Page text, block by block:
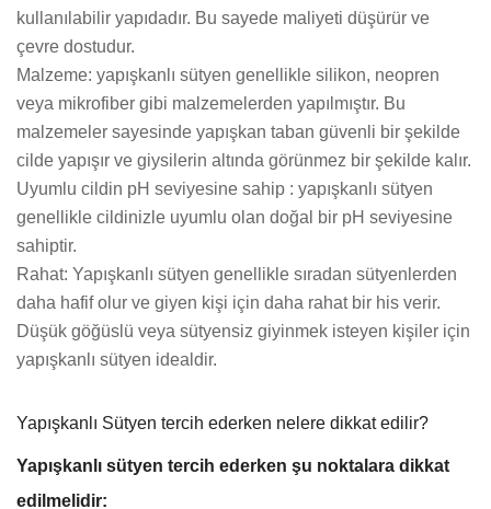
kullanılabilir yapıdadır. Bu sayede maliyeti düşürür ve
çevre dostudur.
Malzeme: yapışkanlı sütyen genellikle silikon, neopren
veya mikrofiber gibi malzemelerden yapılmıştır. Bu
malzemeler sayesinde yapışkan taban güvenli bir şekilde
cilde yapışır ve giysilerin altında görünmez bir şekilde kalır.
Uyumlu cildin pH seviyesine sahip : yapışkanlı sütyen
genellikle cildinizle uyumlu olan doğal bir pH seviyesine
sahiptir.
Rahat: Yapışkanlı sütyen genellikle sıradan sütyenlerden
daha hafif olur ve giyen kişi için daha rahat bir his verir.
Düşük göğüslü veya sütyensiz giyinmek isteyen kişiler için
yapışkanlı sütyen idealdir.
Yapışkanlı Sütyen tercih ederken nelere dikkat edilir?
Yapışkanlı sütyen tercih ederken şu noktalara dikkat
edilmelidir: